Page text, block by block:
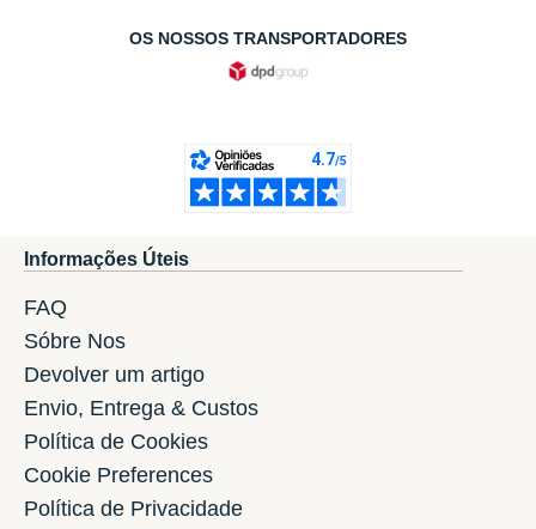
OS NOSSOS TRANSPORTADORES
Informações Úteis
FAQ
Sóbre Nos
Devolver um artigo
Envio, Entrega & Custos
Política de Cookies
Cookie Preferences
Política de Privacidade